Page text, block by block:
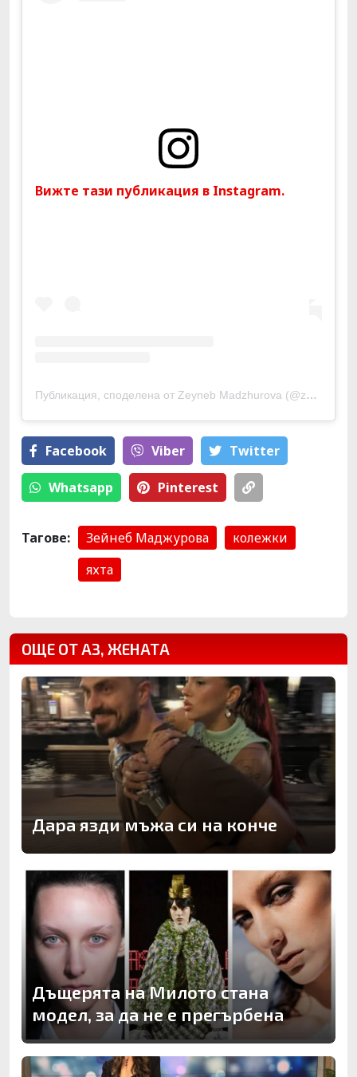
Вижте тази публикация в Instagram.
Публикация, споделена от Zeyneb Madzhurova (@zeynebmadzhurova)
Facebook Viber Тwitter
Whatsapp Pinterest
Тагове: Зейнеб Маджурова
колежки
яхта
ОЩЕ ОТ АЗ, ЖЕНАТА
Дара язди мъжа си на конче
Дъщерята на Милото стана
модел, за да не е прегърбена